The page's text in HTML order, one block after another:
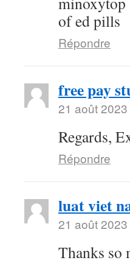
of ed pills
Répondre
free pay
21 août
Regards,
Répondre
luat viet
21 août
Thanks so